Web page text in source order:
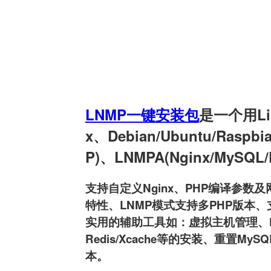
LNMP一键安装包是一个用
x、Debian/Ubuntu/
P)、LNMPA(Nginx/
支持自定义Nginx、PHP编译参数及
特性、LNMP模式支持多PHP版本
实用的辅助工具如：虚拟主机管理
Redis/Xcache等的安装、重置
本。